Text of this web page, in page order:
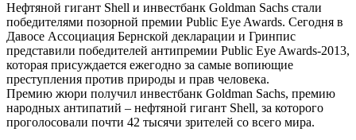
Нефтяной гигант Shell и инвестбанк Goldman Sachs стали
победителями позорной премии Public Eye Awards. Сегодня в
Давосе Ассоциация Бернской декларации и Гринпис
представили победителей антипремии Public Eye Awards-2013,
которая присуждается ежегодно за самые вопиющие
преступления против природы и прав человека.
Премию жюри получил инвестбанк Goldman Sachs, премию
народных антипатий – нефтяной гигант Shell, за которого
проголосовали почти 42 тысячи зрителей со всего мира.